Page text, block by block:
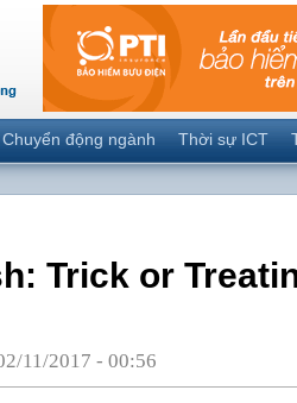
Chuyển động ngành Thời sự ICT
Trick or
11/2017 - 00:56